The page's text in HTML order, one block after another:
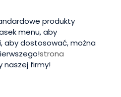
produkty
menu, aby
aby dostosować, można
strona
naszej firmy!